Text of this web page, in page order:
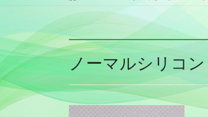
ノーマルシリコン